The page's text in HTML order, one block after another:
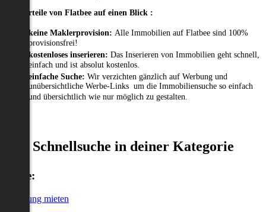
Die Vorteile von Flatbee auf einen Blick :
keine Maklerprovision: Alle Immobilien auf Flatbee sind 100%
provisionsfrei!
kostenloses inserieren: Das Inserieren von Immobilien geht schnell,
einfach und ist absolut kostenlos.
einfache Suche: Wir verzichten gänzlich auf Werbung und
unübersichtliche Werbe-Links um die Immobiliensuche so einfach
und übersichtlich wie nur möglich zu gestalten.
Schnellsuche in deiner Kategorie
Miete:
Wohnung mieten